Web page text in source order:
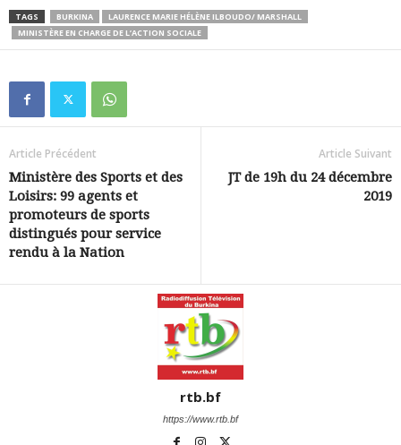
TAGS BURKINA
LAURENCE MARIE HÉLÈNE ILBOUDO/ MARSHALL
MINISTÈRE EN CHARGE DE L’ACTION SOCIALE
Article Précédent
Ministère des Sports et des
Loisirs: 99 agents et
promoteurs de sports
distingués pour service
rendu à la Nation
Article Suivant
JT de 19h du 24 décembre
2019
rtb.bf
https://www.rtb.bf